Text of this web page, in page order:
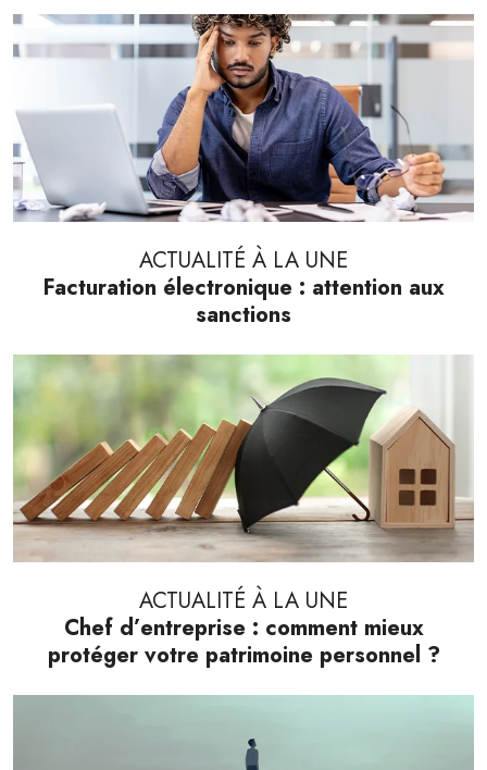
ACTUALITÉ À LA UNE
Facturation électronique : attention aux
sanctions
ACTUALITÉ À LA UNE
Chef d’entreprise : comment mieux
protéger votre patrimoine personnel ?